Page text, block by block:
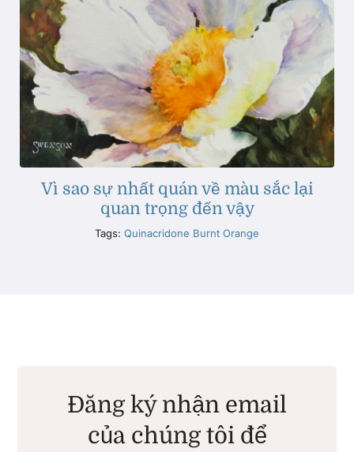
Vì sao sự nhất quán về màu sắc lại
quan trọng đến vậy
Tags: Quinacridone Burnt Orange
Đăng ký nhận email
của chúng tôi để